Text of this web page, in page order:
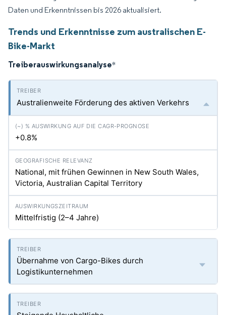
Daten und Erkenntnissen bis 2026 aktualisiert.
Trends und Erkenntnisse zum australischen E-
Bike-Markt
Treiberauswirkungsanalyse*
Australienweite Förderung des aktiven Verkehrs
+0.8%
National, mit frühen Gewinnen in New South Wales,
Victoria, Australian Capital Territory
Mittelfristig (2–4 Jahre)
Übernahme von Cargo-Bikes durch
Logistikunternehmen